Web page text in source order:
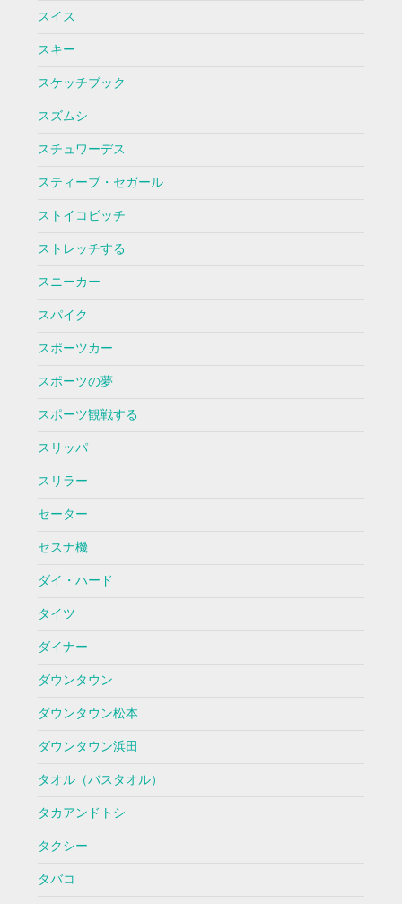
スイス
スキー
スケッチブック
スズムシ
スチュワーデス
スティーブ・セガール
ストイコビッチ
ストレッチする
スニーカー
スパイク
スポーツカー
スポーツの夢
スポーツ観戦する
スリッパ
スリラー
セーター
セスナ機
ダイ・ハード
タイツ
ダイナー
ダウンタウン
ダウンタウン松本
ダウンタウン浜田
タオル（バスタオル）
タカアンドトシ
タクシー
タバコ